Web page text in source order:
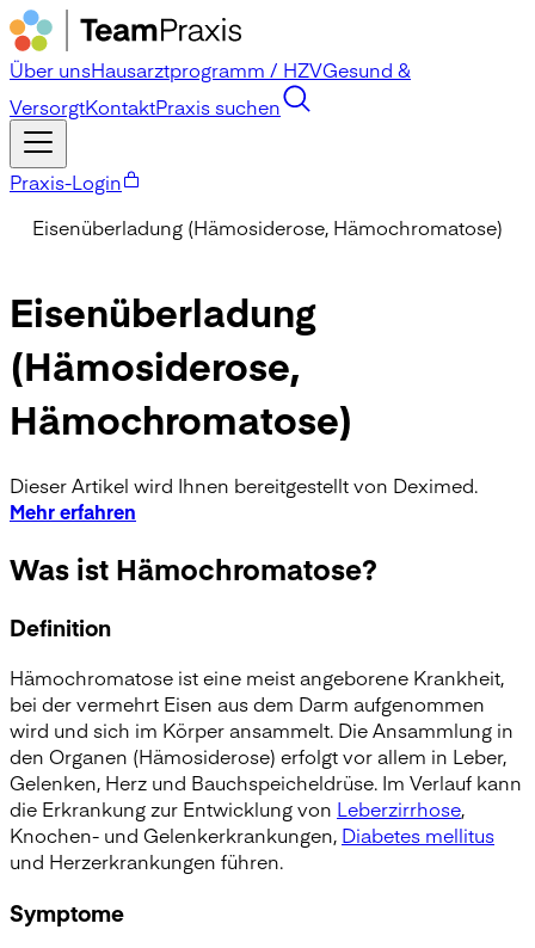
Über unsHausarztprogramm / HZVGesund &
VersorgtKontaktPraxis suchen
Praxis-Login
Eisenüberladung (Hämosiderose, Hämochromatose)
Eisenüberladung
(Hämosiderose,
Hämochromatose)
Dieser Artikel wird Ihnen bereitgestellt von Deximed.
Mehr erfahren
Was ist Hämochromatose?
Definition
Hämochromatose ist eine meist angeborene Krankheit,
bei der vermehrt Eisen aus dem Darm aufgenommen
wird und sich im Körper ansammelt. Die Ansammlung in
den Organen (Hämosiderose) erfolgt vor allem in Leber,
Gelenken, Herz und Bauchspeicheldrüse. Im Verlauf kann
die Erkrankung zur Entwicklung von Leberzirrhose,
Knochen- und Gelenkerkrankungen, Diabetes mellitus
und Herzerkrankungen führen.
Symptome